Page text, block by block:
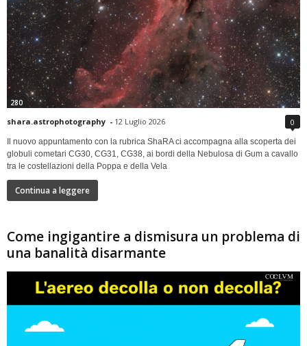
280
shara.astrophotography - 12 Luglio 2026 0
Il nuovo appuntamento con la rubrica ShaRA ci accompagna alla scoperta dei
globuli cometari CG30, CG31, CG38, ai bordi della Nebulosa di Gum a cavallo
tra le costellazioni della Poppa e della Vela
Continua a leggere
Come ingigantire a dismisura un problema di
una banalità disarmante